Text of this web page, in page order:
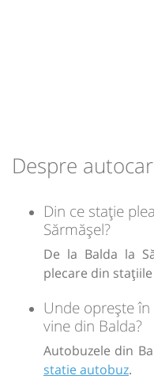
Sursa:Prodcomimpex Fanetrans
Despre
Din ce stație
Sărmășel?
De la Balda la
plecare din stațiile
Unde oprește
vine din Balda?
Autobuzele din
statie autobuz.